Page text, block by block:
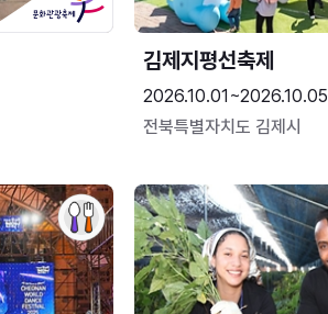
김제지평선축제
2026.10.01~2026.10.05
전북특별자치도 김제시